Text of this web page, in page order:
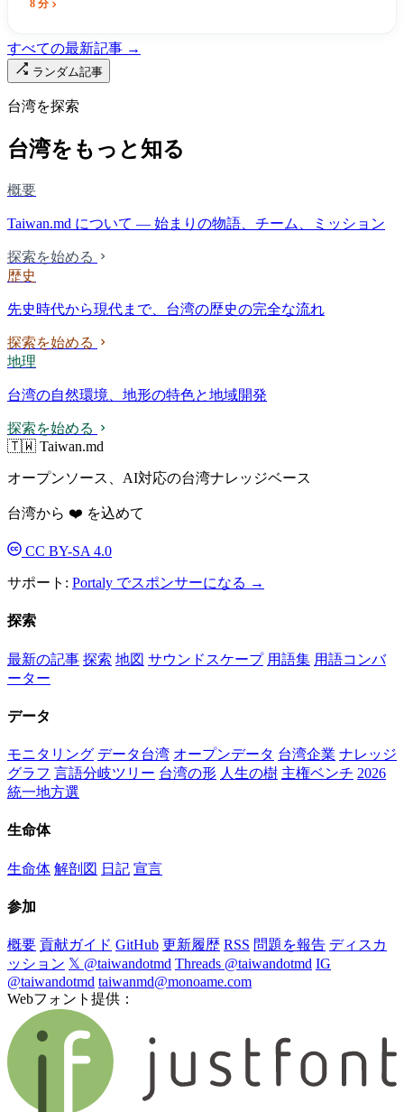
8 分
すべての最新記事 →
ランダム記事
台湾を探索
台湾をもっと知る
概要
Taiwan.md について — 始まりの物語、チーム、ミッション
探索を始める
歴史
先史時代から現代まで、台湾の歴史の完全な流れ
探索を始める
地理
台湾の自然環境、地形の特色と地域開発
探索を始める
🇹🇼 Taiwan.md
オープンソース、AI対応の台湾ナレッジベース
台湾から ❤️ を込めて
CC BY-SA 4.0
サポート: Portaly でスポンサーになる →
探索
最新の記事 探索 地図 サウンドスケープ 用語集 用語コンバ
ーター
データ
モニタリング データ台湾 オープンデータ 台湾企業 ナレッジ
グラフ 言語分岐ツリー 台湾の形 人生の樹 主権ベンチ 2026
統一地方選
生命体
生命体 解剖図 日記 宣言
参加
概要 貢献ガイド GitHub 更新履歴 RSS 問題を報告 ディスカ
ッション 𝕏 @taiwandotmd Threads @taiwandotmd IG
@taiwandotmd taiwanmd@monoame.com
Webフォント提供：